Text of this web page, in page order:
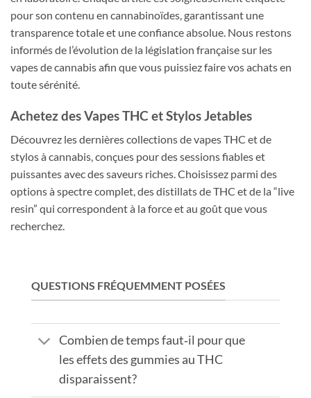
pour son contenu en cannabinoïdes, garantissant une
transparence totale et une confiance absolue. Nous restons
informés de l’évolution de la législation française sur les
vapes de cannabis afin que vous puissiez faire vos achats en
toute sérénité.
Achetez des Vapes THC et Stylos Jetables
Découvrez les dernières collections de vapes THC et de
stylos à cannabis, conçues pour des sessions fiables et
puissantes avec des saveurs riches. Choisissez parmi des
options à spectre complet, des distillats de THC et de la “live
resin” qui correspondent à la force et au goût que vous
recherchez.
QUESTIONS FRÉQUEMMENT POSÉES
Combien de temps faut‑il pour que
les effets des gummies au THC
disparaissent?